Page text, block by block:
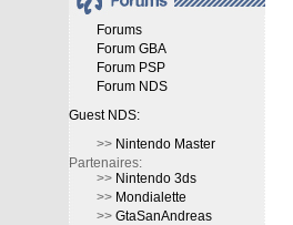
Forums
Forum GBA
Forum PSP
Forum NDS
Guest NDS:
>> Nintendo Master
Partenaires:
>> Nintendo 3ds
>> Mondialette
>> GtaSanAndreas